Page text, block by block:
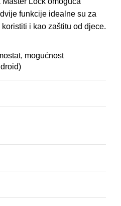
funkcije idealne su za
i kao zaštitu od djece.
mogućnost